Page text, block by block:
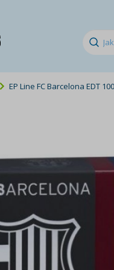
EP Line FC Barcelona EDT